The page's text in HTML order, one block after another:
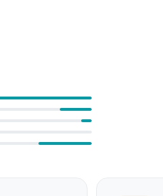
کسب درآمد برسید و به رشد و